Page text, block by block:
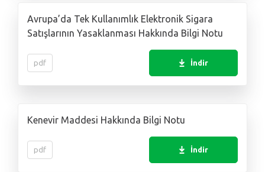
Avrupa’da Tek Kullanımlık Elektronik Sigara
Satışlarının Yasaklanması Hakkında Bilgi Notu
pdf İndir
Kenevir Maddesi Hakkında Bilgi Notu
pdf İndir